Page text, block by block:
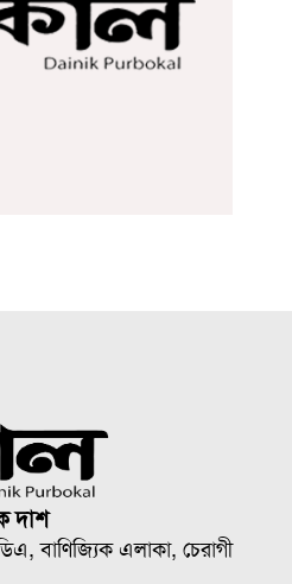
দাশ
বাণিজ্যিক এলাকা, চেরাগী